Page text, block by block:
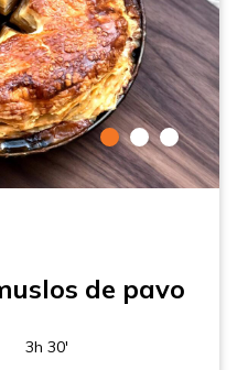
de pavo
3h 30'